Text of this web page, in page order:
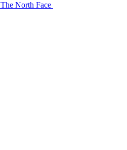
The North Face